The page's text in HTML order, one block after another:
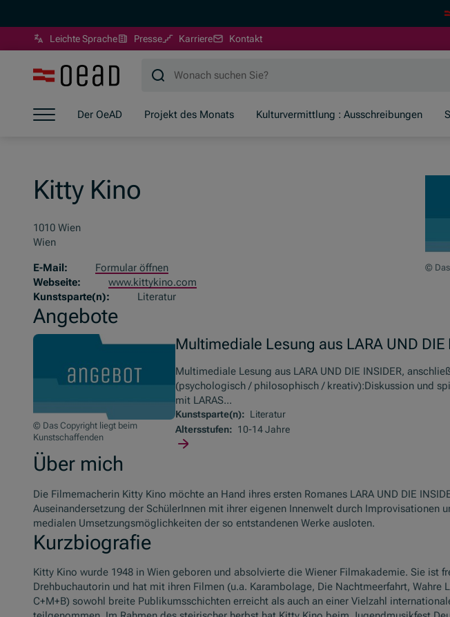
Leichte Sprache Presse Karriere(Öffnet in neuem Fenster)
Kontakt
Der OeAD
Projekt des Monats Kulturvermittlung : Ausschreibungen
©
Kitty Kino
1010 Wien
Wien
E-Mail:
Formular öffnen
Webseite:
www.kittykino.com
Kunstsparte(n):
Literatur
Angebote
© Das Copyright liegt beim
Kunstschaffenden
Multimediale Lesung aus LARA UND DIE
Multimediale Lesung aus LARA UND DIE INSIDER,
(psychologisch / philosophisch / kreativ):Diskussion und
mit LARAS...
Kunstsparte(n): Literatur
Altersstufen: 10-14 Jahre
Über mich
Die Filmemacherin Kitty Kino möchte an Hand ihres ersten Romanes LARA UND DIE
Auseinandersetzung der SchülerInnen mit ihrer eigenen Innenwelt durch Improvisationen
medialen Umsetzungsmöglichkeiten der so entstandenen Werke ausloten.
Kurzbiografie
Kitty Kino wurde 1948 in Wien geboren und absolvierte die Wiener Filmakademie. Sie ist
Drehbuchautorin und hat mit ihren Filmen (u.a. Karambolage, Die Nachtmeerfahrt, Wahre
C+M+B) sowohl breite Publikumsschichten erreicht als auch an einer Vielzahl